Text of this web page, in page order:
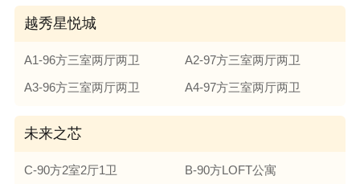
越秀星悦城
A1-96方三室两厅两卫
A2-97方三室两厅两卫
A3-96方三室两厅两卫
A4-97方三室两厅两卫
未来之芯
C-90方2室2厅1卫
B-90方LOFT公寓